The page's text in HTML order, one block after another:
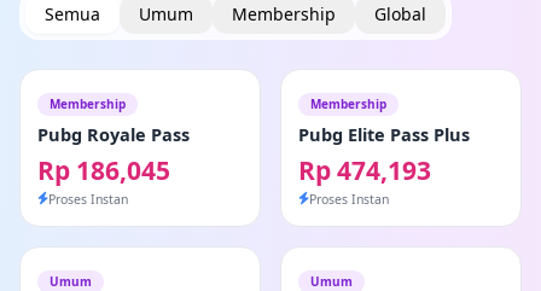
Semua Umum Membership Global
Membership
Pubg Royale Pass
Rp 186,045
Proses Instan
Membership
Pubg Elite Pass Plus
Rp 474,193
Proses Instan
Umum Umum